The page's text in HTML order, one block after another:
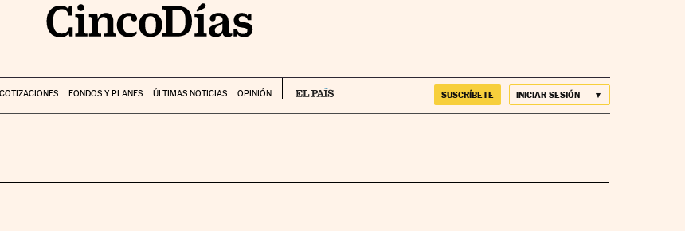
COTIZACIONES FONDOS Y PLANES ÚLTIMAS NOTICIAS OPINIÓN SUSCRÍBETE INICIAR SESIÓN